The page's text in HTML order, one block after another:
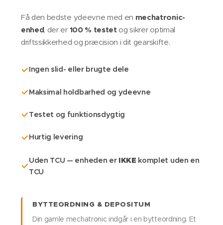
Få den bedste ydeevne med en mechatronic-
enhed, der er 100 % testet og sikrer optimal
driftssikkerhed og præcision i dit gearskifte.
Ingen slid- eller brugte dele
Maksimal holdbarhed og ydeevne
Testet og funktionsdygtig
Hurtig levering
Uden TCU — enheden er IKKE komplet uden en
TCU
BYTTEORDNING & DEPOSITUM
Din gamle mechatronic indgår i en bytteordning. Et